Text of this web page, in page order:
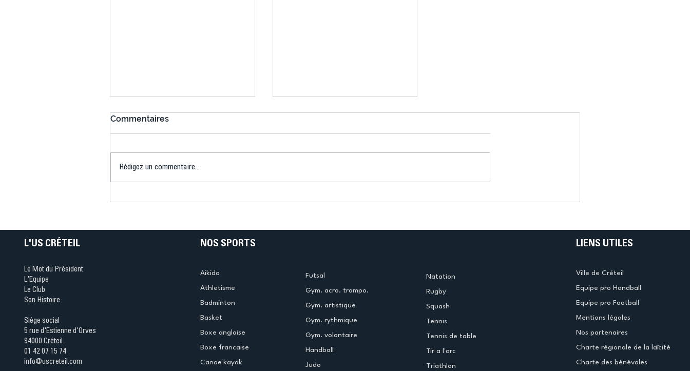
Aurevoir Tokyo !
Commentaires
Rédigez un commentaire...
L'US CRÉTEIL
Le Mot du Président
L'Equipe
Le Club
Son Histoire
Siège social
5 rue d'Estienne d'Orves
94000 Créteil
01 42 07 15 74
info@uscreteil.com
NOS SPORTS
Aikido
Athletisme
Badminton
Basket
Boxe anglaise
Boxe francaise
Canoë kayak
Futsal
Gym. acro. trampo.
Gym. artistique
Gym. rythmique
Gym. volontaire
Handball
Judo
Natation
Rugby
Squash
Tennis
Tennis de table
Tir a l'arc
Triathlon
LIENS UTILES
Ville de Créteil
Equipe pro Handball
Equipe pro Football
Mentions légales
Nos partenaires
Charte régionale de la laïcité
Charte des bénévoles